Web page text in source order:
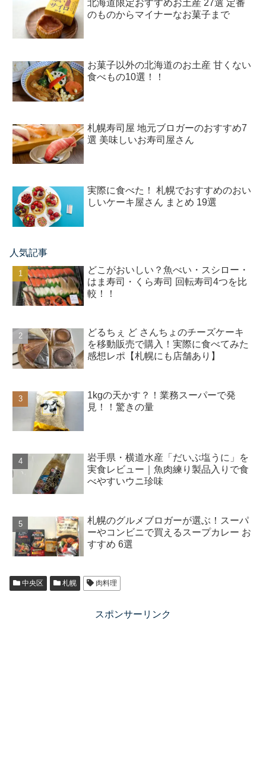
北海道限定おすすめお土産 27選 定番
のものからマイナーなお菓子まで
お菓子以外の北海道のお土産 甘くない
食べもの10選！！
札幌寿司屋 地元ブロガーのおすすめ7
選 美味しいお寿司屋さん
実際に食べた！ 札幌でおすすめのおい
しいケーキ屋さん まとめ 19選
人気記事
どこがおいしい？魚べい・スシロー・
はま寿司・くら寿司 回転寿司4つを比
較！！
どるちぇ ど さんちょのチーズケーキ
を移動販売で購入！実際に食べてみた
感想レポ【札幌にも店舗あり】
1kgの天かす？！業務スーパーで発
見！！驚きの量
岩手県・横道水産「だいぶ塩うに」を
実食レビュー｜魚肉練り製品入りで食
べやすいウニ珍味
札幌のグルメブロガーが選ぶ！スーパ
ーやコンビニで買えるスープカレー お
すすめ 6選
中央区 札幌 肉料理
スポンサーリンク